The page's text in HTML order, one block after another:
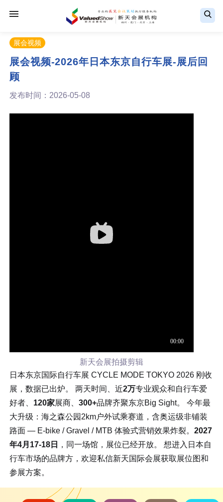
展会视频
展会视频-2026年日本东京自行车展-展后回
顾
发布时间：2026-05-08
新天会展拍摄剪辑
日本东京国际自行车展 CYCLE MODE TOKYO 2026 刚收
展，数据已出炉。 两天时间、近2万专业观众和自行车爱
好者、 120家展商、 300+品牌齐聚东京Big Sight。 今年最
大升级：海之森公园2km户外试乘赛道，含奥运级非铺装
路面 — E-bike / Gravel / MTB 体验式营销效果炸裂。 2027
年4月17-18日
，同一场馆，展位已经开放。 想进入日本自
行车市场的品牌方，欢迎私信新天国际会展获取展位图和
参展方案。